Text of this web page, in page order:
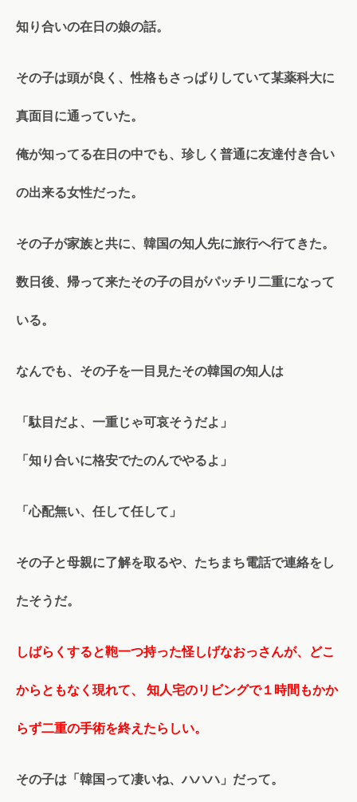
知り合いの在日の娘の話。
その子は頭が良く、性格もさっぱりしていて某薬科大に
真面目に通っていた。
俺が知ってる在日の中でも、珍しく普通に友達付き合い
の出来る女性だった。
その子が家族と共に、韓国の知人先に旅行へ行てきた。
数日後、帰って来たその子の目がパッチリ二重になって
いる。
なんでも、その子を一目見たその韓国の知人は
「駄目だよ、一重じゃ可哀そうだよ」
「知り合いに格安でたのんでやるよ」
「心配無い、任して任して」
その子と母親に了解を取るや、たちまち電話で連絡をし
たそうだ。
しばらくすると鞄一つ持った怪しげなおっさんが、どこ
からともなく現れて、 知人宅のリビングで１時間もかか
らず二重の手術を終えたらしい。
その子は「韓国って凄いね、ハハハ」だって。